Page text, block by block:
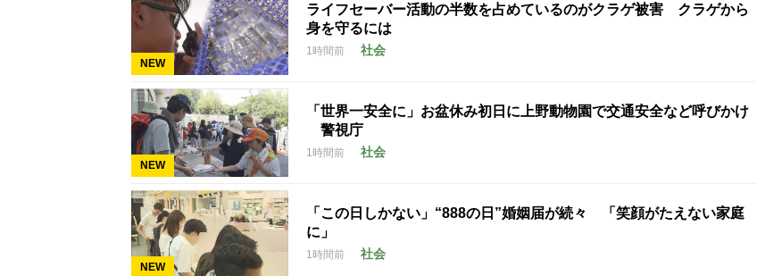
NEW
ライフセーバー活動の半数を占めているのがクラゲ被害 クラゲから
身を守るには
1時間前 社会
NEW
「世界一安全に」お盆休み初日に上野動物園で交通安全など呼びかけ
警視庁
1時間前 社会
NEW
「この日しかない」“888の日”婚姻届が続々 「笑顔がたえない家庭
に」
1時間前 社会